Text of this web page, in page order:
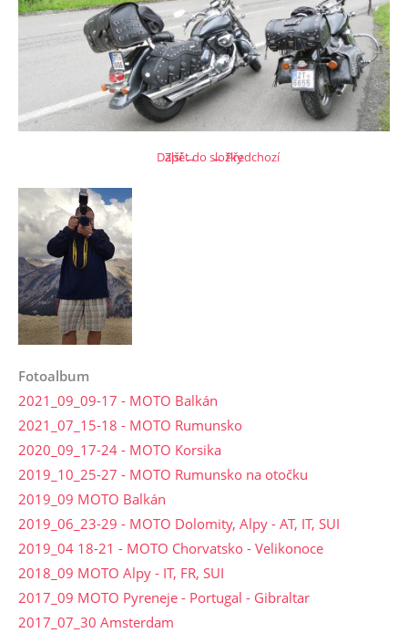
← Předchozí
Další →
Zpět do složky
Fotoalbum
2021_09_09-17 - MOTO Balkán
2021_07_15-18 - MOTO Rumunsko
2020_09_17-24 - MOTO Korsika
2019_10_25-27 - MOTO Rumunsko na otočku
2019_09 MOTO Balkán
2019_06_23-29 - MOTO Dolomity, Alpy - AT, IT, SUI
2019_04 18-21 - MOTO Chorvatsko - Velikonoce
2018_09 MOTO Alpy - IT, FR, SUI
2017_09 MOTO Pyreneje - Portugal - Gibraltar
2017_07_30 Amsterdam